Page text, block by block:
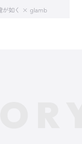
が如く × glamb